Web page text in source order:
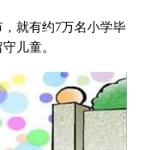
就有约7万名小学毕
儿童。